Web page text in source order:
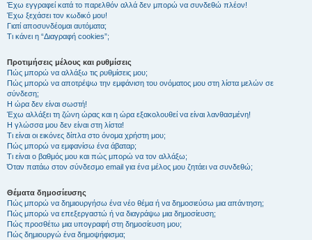
Έχω εγγραφεί κατά το παρελθόν αλλά δεν μπορώ να συνδεθώ πλέον!
Έχω ξεχάσει τον κωδικό μου!
Γιατί αποσυνδέομαι αυτόματα;
Τι κάνει η “Διαγραφή cookies”;
Προτιμήσεις μέλους και ρυθμίσεις
Πώς μπορώ να αλλάξω τις ρυθμίσεις μου;
Πώς μπορώ να αποτρέψω την εμφάνιση του ονόματος μου στη λίστα μελών σε
σύνδεση;
Η ώρα δεν είναι σωστή!
Έχω αλλάξει τη ζώνη ώρας και η ώρα εξακολουθεί να είναι λανθασμένη!
Η γλώσσα μου δεν είναι στη λίστα!
Τι είναι οι εικόνες δίπλα στο όνομα χρήστη μου;
Πώς μπορώ να εμφανίσω ένα άβαταρ;
Τι είναι ο βαθμός μου και πώς μπορώ να τον αλλάξω;
Όταν πατάω στον σύνδεσμο email για ένα μέλος μου ζητάει να συνδεθώ;
Θέματα δημοσίευσης
Πώς μπορώ να δημιουργήσω ένα νέο θέμα ή να δημοσιεύσω μια απάντηση;
Πώς μπορώ να επεξεργαστώ ή να διαγράψω μια δημοσίευση;
Πώς προσθέτω μια υπογραφή στη δημοσίευση μου;
Πώς δημιουργώ ένα δημοψήφισμα;